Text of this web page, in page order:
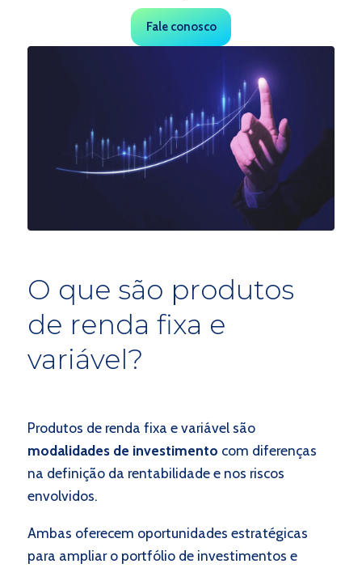
Fale conosco
O que são produtos
de renda fixa e
variável?
Produtos de renda fixa e variável são
modalidades de investimento com diferenças
na definição da rentabilidade e nos riscos
envolvidos.
Ambas oferecem oportunidades estratégicas
para ampliar o portfólio de investimentos e